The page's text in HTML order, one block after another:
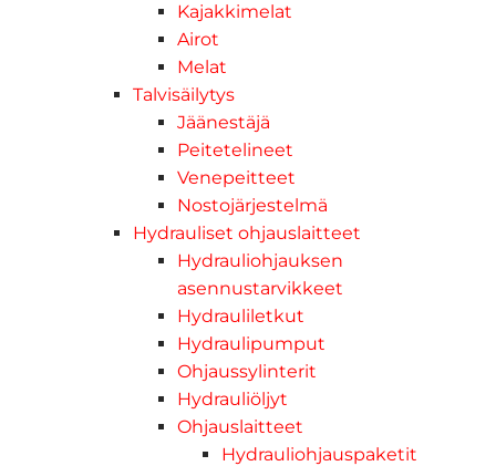
Kajakkimelat
Airot
Melat
Talvisäilytys
Jäänestäjä
Peitetelineet
Venepeitteet
Nostojärjestelmä
Hydrauliset ohjauslaitteet
Hydrauliohjauksen
asennustarvikkeet
Hydrauliletkut
Hydraulipumput
Ohjaussylinterit
Hydrauliöljyt
Ohjauslaitteet
Hydrauliohjauspaketit